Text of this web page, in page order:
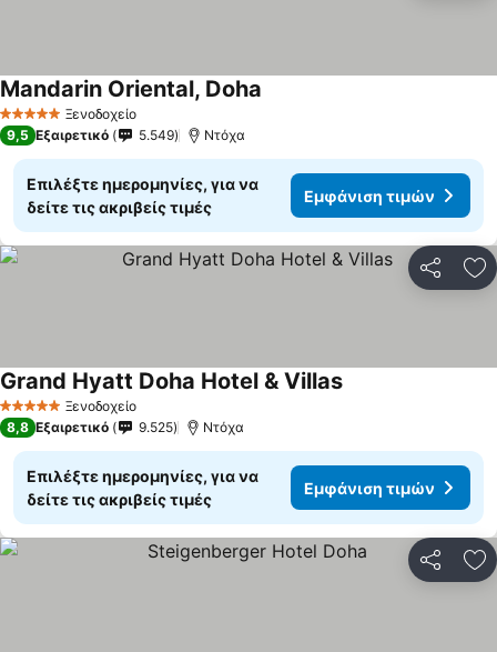
5 Αστέρια Ξενοδοχείο
Mandarin Oriental, Doha
9,5 Εξαιρετικό 5.549 Ντόχα
Επιλέξτε ημερομηνίες, για να
δείτε τις ακριβείς τιμές
Εμφάνιση τιμών
5 Αστέρια Ξενοδοχείο
Grand Hyatt Doha Hotel & Villas
8,8 Εξαιρετικό 9.525 Ντόχα
Επιλέξτε ημερομηνίες, για να
δείτε τις ακριβείς τιμές
Εμφάνιση τιμών